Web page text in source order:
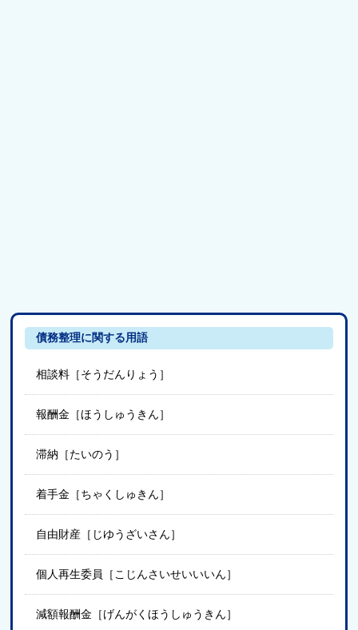
債務整理に関する用語
相談料［そうだんりょう］
報酬金［ほうしゅうきん］
滞納［たいのう］
着手金［ちゃくしゅきん］
自由財産［じゆうざいさん］
個人再生委員［こじんさいせいいいん］
減額報酬金［げんがくほうしゅうきん］